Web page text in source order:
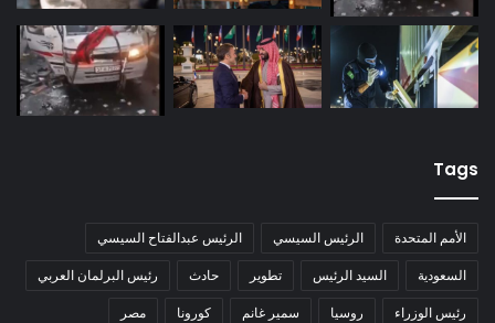
Tags
الأمم المتحدة الرئيس السيسي الرئيس عبدالفتاح السيسي
السعودية السيد الرئيس تطوير حادث رئيس البرلمان العربي
رئيس الوزراء روسيا سمير غانم كورونا مصر